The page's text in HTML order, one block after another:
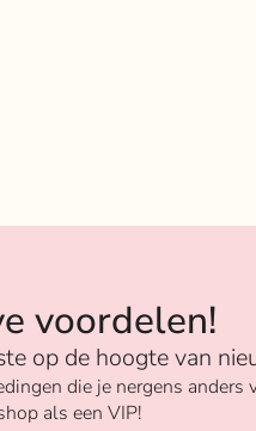
voordelen!
op de hoogte van
die je nergens
als een VIP!